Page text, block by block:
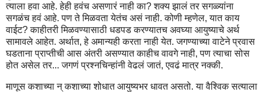
त्याला हवा आहे. हेही हवंच असणारं नाही का? शक्य झालं तर सगळ्यांना
सगळंच हवं आहे. पण ते मिळवता येतंच असं नाही. कोणी म्हणेल, यात काय
वाईट? काहीतरी मिळवण्यासाठी धडपड करण्यातच अवघ्या आयुष्याचे अर्थ
सामावले आहेत. अर्थात, हे अमान्यही करता नाही येत. जगण्याच्या वाटेने प्रवास
घडताना प्राप्तीची आस अंतरी असण्यात काहीच वावगे नाही, पण त्याचा सोस
होत असेल तर... जगणं प्रश्नचिन्हांनी वेढलं जातं, एवढं मात्र नक्की.
माणूस कशाच्या न् कशाच्या शोधात आयुष्यभर धावत असतो. या वैश्विक सत्याला